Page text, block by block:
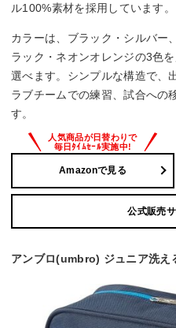
ル100%素材を採用しています。
カラーは、ブラック・シルバー
ラック・ネオンオレンジの3色
選べます。シンプルな構造で、
ラブチームでの練習、試合への
す。
Amazonで見る
公式販売
アンブロ(umbro) ジュニア洗え